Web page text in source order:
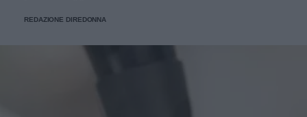
REDAZIONE DIREDONNA